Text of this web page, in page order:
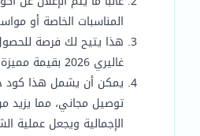
المناسبات الخاصة أو
هذا يتيح لك فرصة
غاليري 2026 بقيمة مميزة.
يمكن أن يشمل هذا كود
توصيل مجاني، مما يزيد
الإجمالية ويجعل عملية